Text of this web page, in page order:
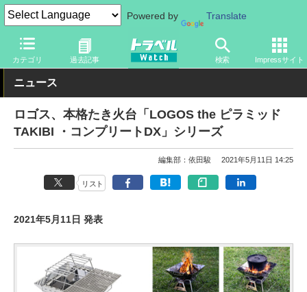
Powered by Translate
カテゴリ 過去記事 検索 Impressサイト
トラベル Watch 旅のアイテム 旅行グッズ その他
ニュース
ロゴス、本格たき火台「LOGOS the ピラミッド
TAKIBI ・コンプリートDX」シリーズ
編集部：依田駿 2021年5月11日 14:25
リスト
2021年5月11日 発表